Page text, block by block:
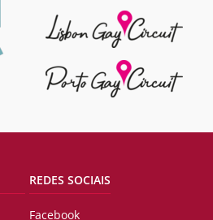
REDES SOCIAIS
Facebook